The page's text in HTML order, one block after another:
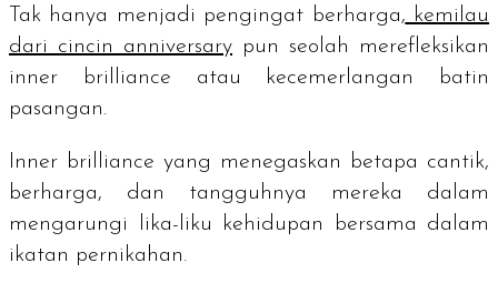
Tak hanya menjadi pengingat berharga, kemilau
dari cincin anniversary pun seolah merefleksikan
inner brilliance atau kecemerlangan batin
pasangan.
Inner brilliance yang menegaskan betapa cantik,
berharga, dan tangguhnya mereka dalam
mengarungi lika-liku kehidupan bersama dalam
ikatan pernikahan.